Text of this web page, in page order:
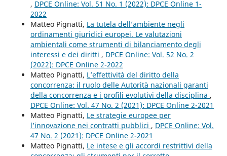
, DPCE Online: Vol. 51 No. 1 (2022): DPCE Online 1-
2022
Matteo Pignatti, La tutela dell’ambiente negli
ordinamenti giuridici europei. Le valutazioni
ambientali come strumenti di bilanciamento degli
interessi e dei diritti , DPCE Online: Vol. 52 No. 2
(2022): DPCE Online 2-2022
Matteo Pignatti, L’effettività del diritto della
concorrenza: il ruolo delle Autorità nazionali garanti
della concorrenza e i profili evolutivi della disciplina ,
DPCE Online: Vol. 47 No. 2 (2021): DPCE Online 2-2021
Matteo Pignatti, Le strategie europee per
l’innovazione nei contratti pubblici , DPCE Online: Vol.
47 No. 2 (2021): DPCE Online 2-2021
Matteo Pignatti, Le intese e gli accordi restrittivi della